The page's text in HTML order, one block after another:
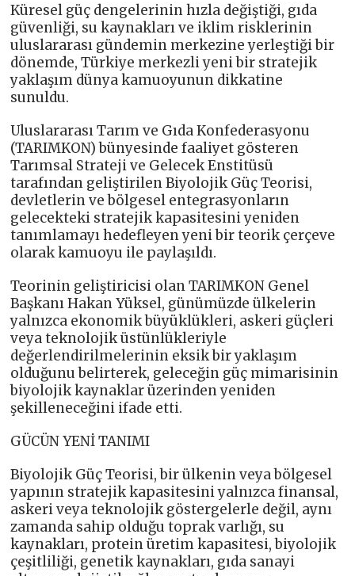
Küresel güç dengelerinin hızla değiştiği, gıda
güvenliği, su kaynakları ve iklim risklerinin
uluslararası gündemin merkezine yerleştiği bir
dönemde, Türkiye merkezli yeni bir stratejik
yaklaşım dünya kamuoyunun dikkatine
sunuldu.
Uluslararası Tarım ve Gıda Konfederasyonu
(TARIMKON) bünyesinde faaliyet gösteren
Tarımsal Strateji ve Gelecek Enstitüsü
tarafından geliştirilen Biyolojik Güç Teorisi,
devletlerin ve bölgesel entegrasyonların
gelecekteki stratejik kapasitesini yeniden
tanımlamayı hedefleyen yeni bir teorik çerçeve
olarak kamuoyu ile paylaşıldı.
Teorinin geliştiricisi olan TARIMKON Genel
Başkanı Hakan Yüksel, günümüzde ülkelerin
yalnızca ekonomik büyüklükleri, askeri güçleri
veya teknolojik üstünlükleriyle
değerlendirilmelerinin eksik bir yaklaşım
olduğunu belirterek, geleceğin güç mimarisinin
biyolojik kaynaklar üzerinden yeniden
şekilleneceğini ifade etti.
GÜCÜN YENİ TANIMI
Biyolojik Güç Teorisi, bir ülkenin veya bölgesel
yapının stratejik kapasitesini yalnızca finansal,
askeri veya teknolojik göstergelerle değil, aynı
zamanda sahip olduğu toprak varlığı, su
kaynakları, protein üretim kapasitesi, biyolojik
çeşitliliği, genetik kaynakları, gıda sanayi